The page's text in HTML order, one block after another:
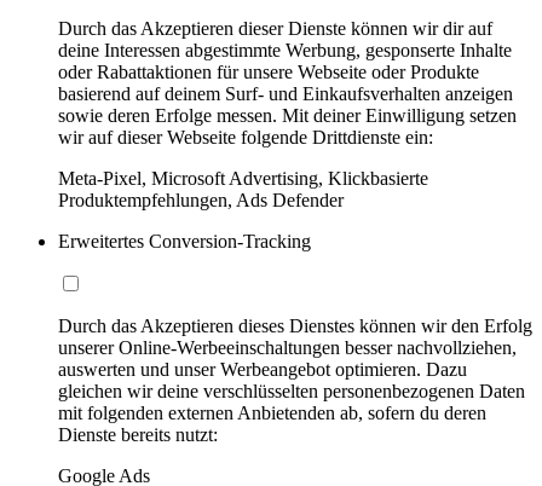
Durch das Akzeptieren dieser Dienste können wir dir auf
deine Interessen abgestimmte Werbung, gesponserte Inhalte
oder Rabattaktionen für unsere Webseite oder Produkte
basierend auf deinem Surf- und Einkaufsverhalten anzeigen
sowie deren Erfolge messen. Mit deiner Einwilligung setzen
wir auf dieser Webseite folgende Drittdienste ein:
Meta-Pixel, Microsoft Advertising, Klickbasierte
Produktempfehlungen, Ads Defender
Erweitertes Conversion-Tracking
Durch das Akzeptieren dieses Dienstes können wir den Erfolg
unserer Online-Werbeeinschaltungen besser nachvollziehen,
auswerten und unser Werbeangebot optimieren. Dazu
gleichen wir deine verschlüsselten personenbezogenen Daten
mit folgenden externen Anbietenden ab, sofern du deren
Dienste bereits nutzt:
Google Ads